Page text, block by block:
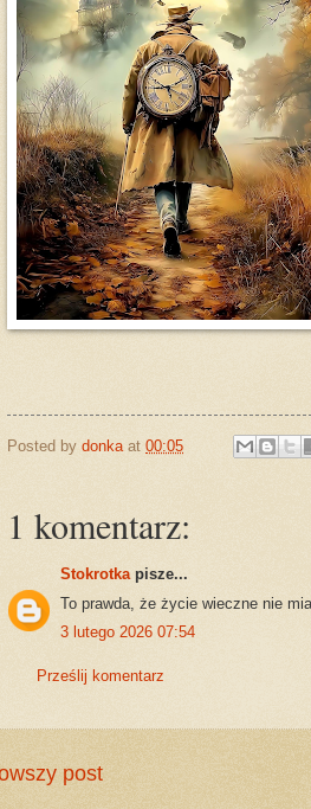
Posted by donka at 00:05
1 komentarz:
Stokrotkapisze...
To prawda, że życie wieczne nie
3 lutego 2026 07:54
Prześlij komentarz
post